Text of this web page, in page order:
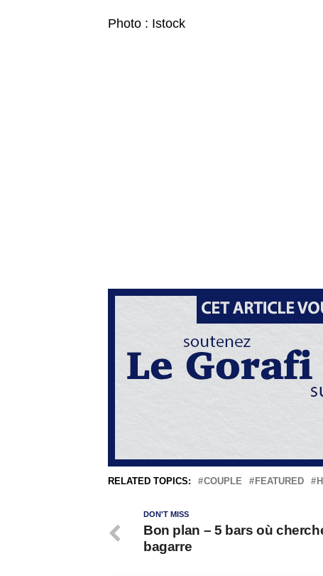
Photo : Istock
RELATED TOPICS: COUPLE FEATURED
DON'T MISS
Bon plan – 5 bars où
bagarre